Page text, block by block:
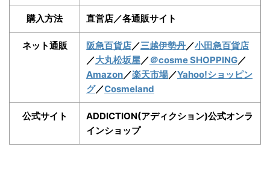
購入方法 直営店／各通販サイト
ネット通販 阪急百貨店／三越伊勢丹／小田急百貨店
／大丸松坂屋／＠cosme SHOPPING／
Amazon／楽天市場／Yahoo!ショッピン
グ／Cosmeland
公式サイト
ADDICTION(アディクション)公式オンラ
インショップ